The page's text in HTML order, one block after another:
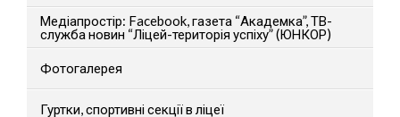
Медіапростір: Facebook, газета “Академка”, ТВ-
служба новин “Ліцей-територія успіху” (ЮНКОР)
Фотогалерея
Гуртки, спортивні секції в ліцеї